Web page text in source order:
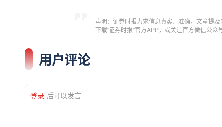
声明：证券时报力求信息真实、准确，文章提
下载"证券时报"官方APP，或关注官方微信公
用户评论
登录 后可以发言